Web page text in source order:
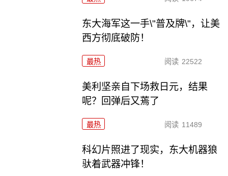
东大海军这一手\"普及牌\"，让美
西方彻底破防！
最热 阅读 22522
美利坚亲自下场救日元，结果
呢？回弹后又蔫了
最热 阅读 11489
科幻片照进了现实，东大机器狼
驮着武器冲锋！